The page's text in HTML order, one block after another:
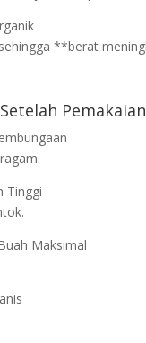
**berat
Pemakaian
Tinggi
Maksimal